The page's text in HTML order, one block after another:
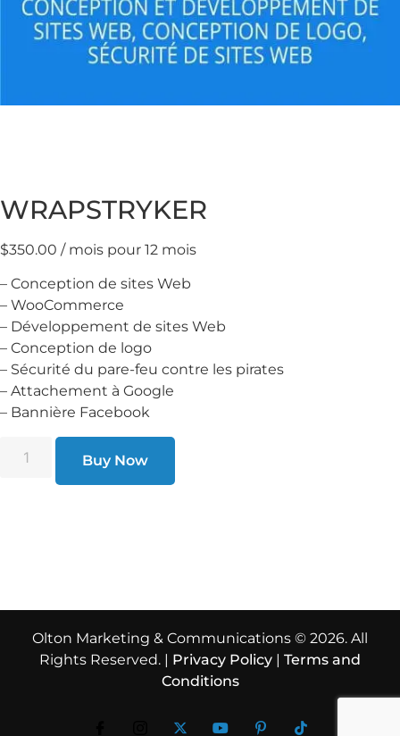
WRAPSTRYKER
$350.00 / mois pour 12 mois
– Conception de sites Web
– WooCommerce
– Développement de sites Web
– Conception de logo
– Sécurité du pare-feu contre les pirates
– Attachement à Google
– Bannière Facebook
Buy Now
Olton Marketing & Communications © 2026. All
Rights Reserved. | Privacy Policy | Terms and
Conditions